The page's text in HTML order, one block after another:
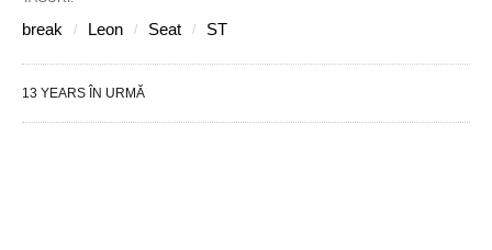
break Leon Seat ST
13 YEARS ÎN URMĂ